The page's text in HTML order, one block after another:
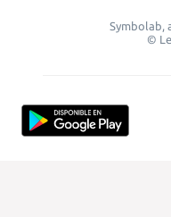
Symbolab,
©